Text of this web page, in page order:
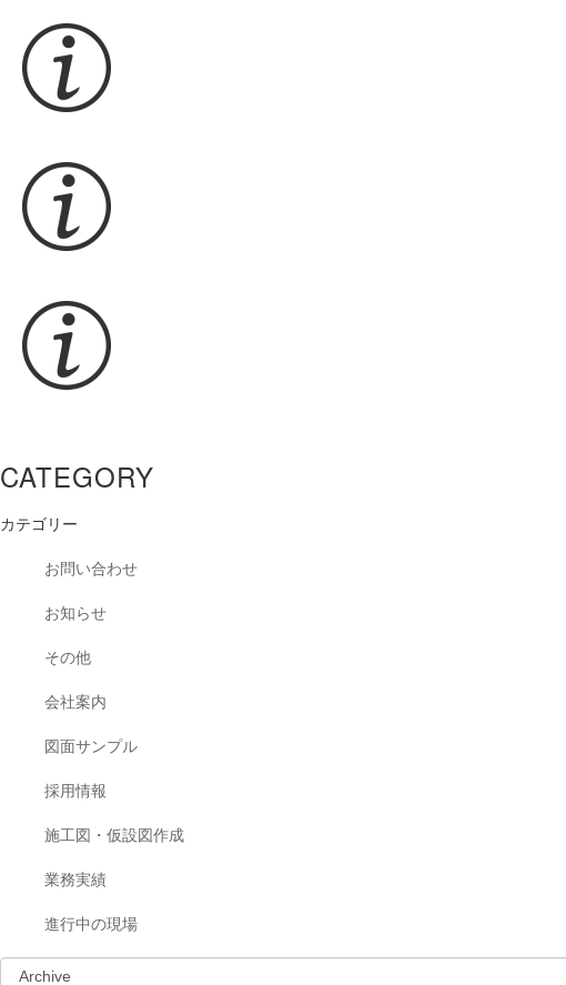
CATEGORY
カテゴリー
お問い合わせ
お知らせ
その他
会社案内
図面サンプル
採用情報
施工図・仮設図作成
業務実績
進行中の現場